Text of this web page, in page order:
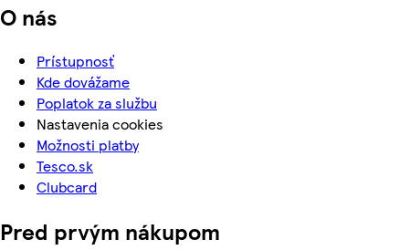
O nás
Prístupnosť
Kde dovážame
Poplatok za službu
Nastavenia cookies
Možnosti platby
Tesco.sk
Clubcard
Pred prvým nákupom